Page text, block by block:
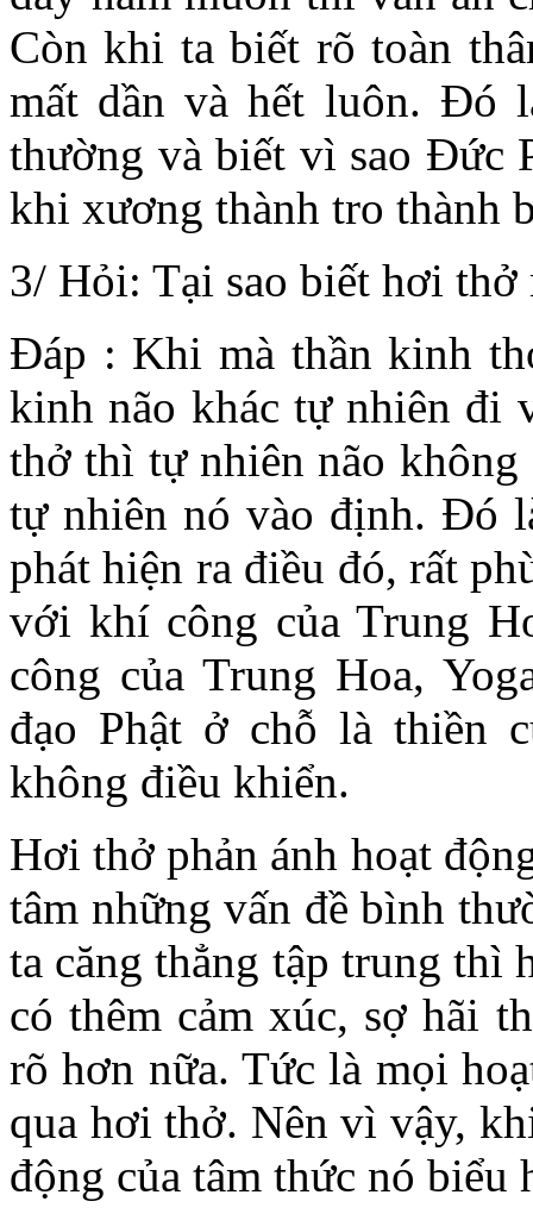
Còn khi ta biết rõ toàn
mất dần và hết luôn. Đó
thường và biết vì sao Đức
khi xương thành tro thành
3/ Hỏi: Tại sao biết hơi thở
Đáp : Khi mà thần kinh
kinh não khác tự nhiên đi
thở thì tự nhiên não
tự nhiên nó vào định. Đó
phát hiện ra điều đó, rất
với khí công của Trung
công của Trung Hoa,
đạo Phật ở chỗ là thiền
không điều khiển.
Hơi thở phản ánh hoạt
tâm những vấn đề bình
ta căng thẳng tập trung thì
có thêm cảm xúc, sợ hãi
rõ hơn nữa. Tức là mọi
qua hơi thở. Nên vì vậy,
động của tâm thức nó biểu